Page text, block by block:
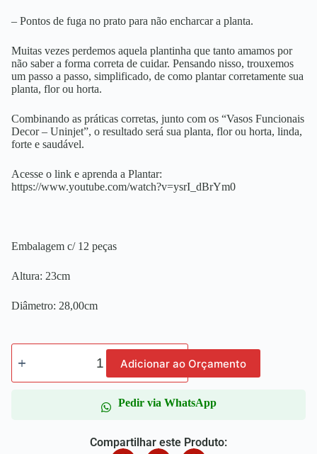
– Pontos de fuga no prato para não encharcar a planta.
Muitas vezes perdemos aquela plantinha que tanto amamos por
não saber a forma correta de cuidar. Pensando nisso, trouxemos
um passo a passo, simplificado, de como plantar corretamente sua
planta, flor ou horta.
Combinando as práticas corretas, junto com os “Vasos Funcionais
Decor – Uninjet”, o resultado será sua planta, flor ou horta, linda,
forte e saudável.
Acesse o link e aprenda a Plantar:
https://www.youtube.com/watch?v=ysrI_dBrYm0
Embalagem c/ 12 peças
Altura: 23cm
Diâmetro: 28,00cm
Adicionar ao Orçamento
Pedir via WhatsApp
Compartilhar este Produto: